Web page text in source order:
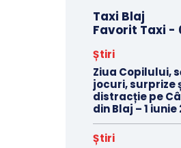
Taxi Blaj
Favorit Taxi -
Știri
Ziua Copilului,
jocuri, surprize
distracție pe
din Blaj – 1 iunie
Știri